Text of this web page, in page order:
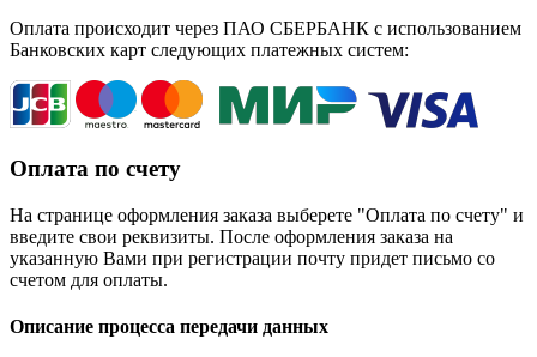
Оплата происходит через ПАО СБЕРБАНК с использованием
Банковских карт следующих платежных систем:
Оплата по счету
На странице оформления заказа выберете "Оплата по счету" и
введите свои реквизиты. После оформления заказа на
указанную Вами при регистрации почту придет письмо со
счетом для оплаты.
Описание процесса передачи данных